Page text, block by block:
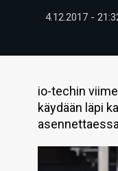
4.12.2017 -
io-techin
käydään läpi